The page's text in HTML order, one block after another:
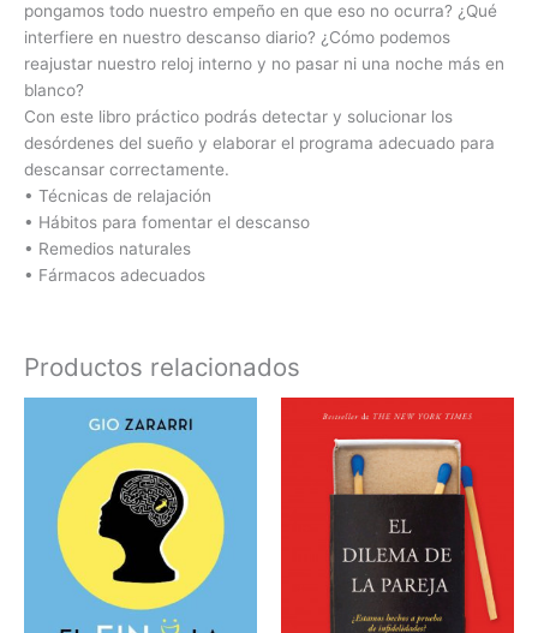
pongamos todo nuestro empeño en que eso no ocurra? ¿Qué
interfiere en nuestro descanso diario? ¿Cómo podemos
reajustar nuestro reloj interno y no pasar ni una noche más en
blanco?
Con este libro práctico podrás detectar y solucionar los
desórdenes del sueño y elaborar el programa adecuado para
descansar correctamente.
• Técnicas de relajación
• Hábitos para fomentar el descanso
• Remedios naturales
• Fármacos adecuados
Productos relacionados